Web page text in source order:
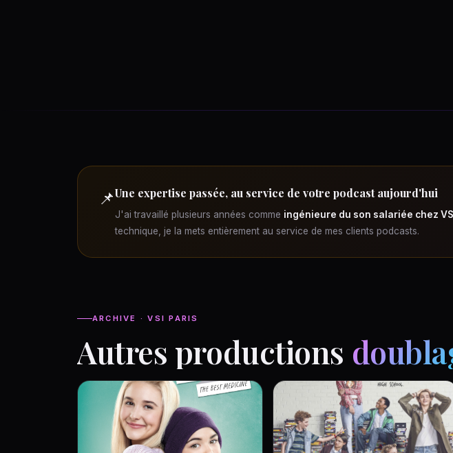
📌Une expertise passée, au service de votre podcast aujourd'hui
J'ai travaillé plusieurs années comme ingénieure du son salariée chez
technique, je la mets entièrement au service de mes clients podcasts.
ARCHIVE · VSI PARIS
Autres productions